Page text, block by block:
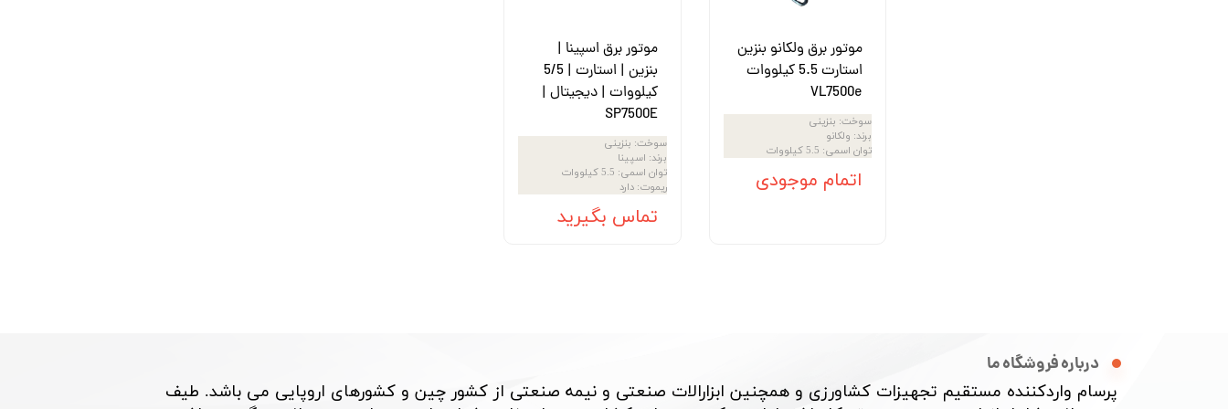
موتور برق ولکانو بنزین
استارت 5.5 کیلووات
VL7500e
سوخت: بنزینی
برند: ولکانو
توان اسمی: 5.5 کیلووات
اتمام موجودی
موتور برق اسپینا |
بنزین | استارت | 5/5
کیلووات | دیجیتال |
SP7500E
سوخت: بنزینی
برند: اسپینا
توان اسمی: 5.5 کیلووات
ریموت:دارد
تماس بگیرید
درباره فروشگاه ما
پرسام واردکننده مستقیم تجهیزات کشاورزی و همچنین ابزارالات صنعتی و نیمه صنعتی از کشور چین و کشورهای اروپایی می باشد. طیف